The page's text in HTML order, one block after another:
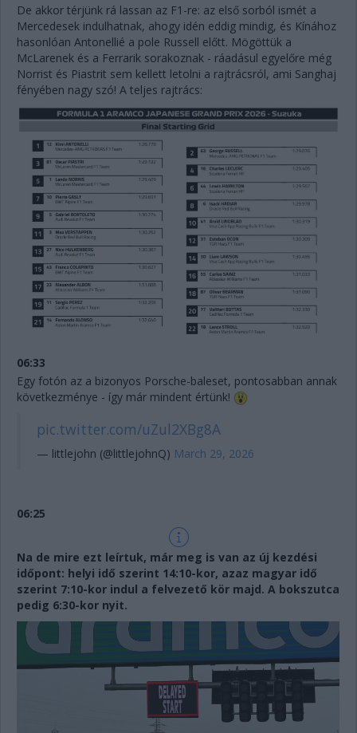
De akkor térjünk rá lassan az F1-re: az első sorból ismét a
Mercedesek indulhatnak, ahogy idén eddig mindig, és Kínához
hasonlóan Antonellié a pole Russell előtt. Mögöttük a
McLarenek és a Ferrarik sorakoznak - ráadásul egyelőre még
Norrist és Piastrit sem kellett letolni a rajtrácsról, ami Sanghaj
fényében nagy szó! A teljes rajtrács:
06:33
Egy fotón az a bizonyos Porsche-baleset, pontosabban annak
következménye - így már mindent értünk!
pic.twitter.com/uZul2XBg8A
— littlejohn (@littlejohnQ) March 29, 2026
06:25
Na de mire ezt leírtuk, már meg is van az új kezdési
időpont: helyi idő szerint 14:10-kor, azaz magyar idő
szerint 7:10-kor indul a felvezető kör majd. A bokszutca
pedig 6:30-kor nyit.